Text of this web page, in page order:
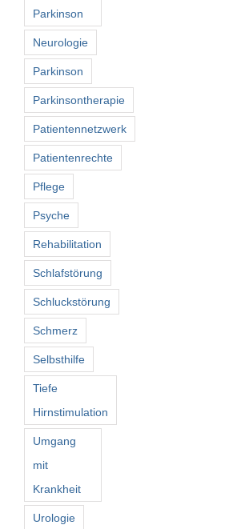
Parkinson
Neurologie
Parkinson
Parkinsontherapie
Patientennetzwerk
Patientenrechte
Pflege
Psyche
Rehabilitation
Schlafstörung
Schluckstörung
Schmerz
Selbsthilfe
Tiefe
Hirnstimulation
Umgang
mit
Krankheit
Urologie